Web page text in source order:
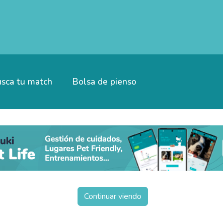
tu match Bolsa de pienso
Continuar viendo